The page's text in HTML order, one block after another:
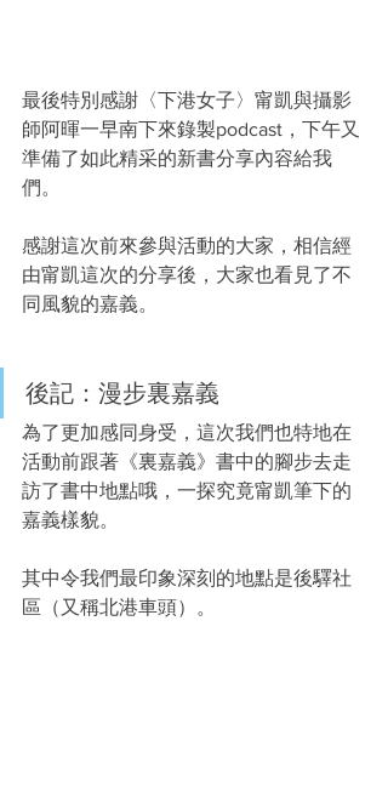
最後特別感謝〈下港女子〉甯凱與攝影
師阿暉一早南下來錄製podcast，下午又
準備了如此精采的新書分享內容給我
們。
感謝這次前來參與活動的大家，相信經
由甯凱這次的分享後，大家也看見了不
同風貌的嘉義。
後記：漫步裏嘉義
為了更加感同身受，這次我們也特地在
活動前跟著《裏嘉義》書中的腳步去走
訪了書中地點哦，一探究竟甯凱筆下的
嘉義樣貌。
其中令我們最印象深刻的地點是後驛社
區（又稱北港車頭）。